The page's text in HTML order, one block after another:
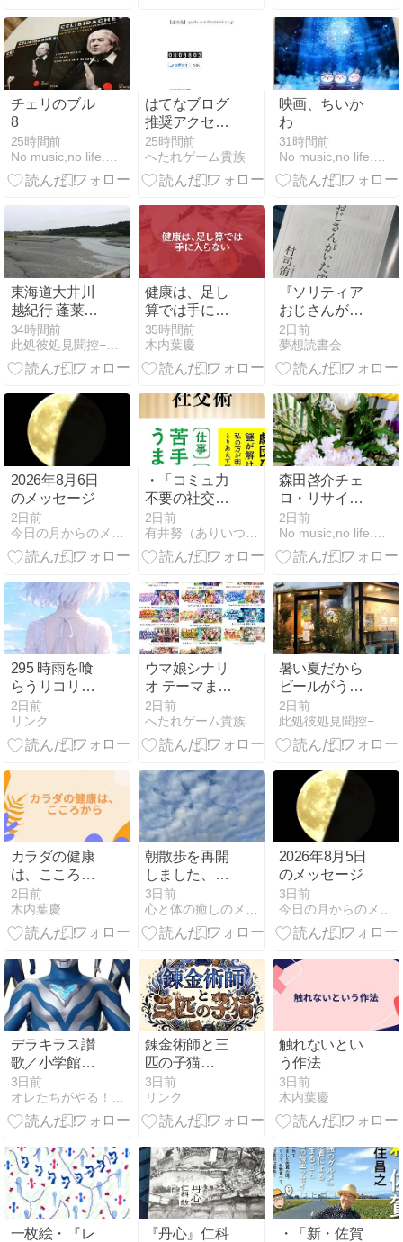
チェリのブル
8
25時間前
はてなブログ
推奨アクセス
カウンターは
ありますか？
25時間前
へたれゲーム貴族
映画、ちいか
わ
31時間前
東海道大井川
越紀行 蓬莱橋
を渡る編
34時間前
此処彼処見聞控−ここかしこみききのひかえ
健康は、足し
算では手に入
らない
35時間前
木内葉慶
『ソリティア
おじさんがい
た頃』村司侑
2日前
夢想読書会
2026年8月6日
のメッセージ
2日前
・「コミュ力
不要の社交
術」古市憲寿
著
2日前
森田啓介チェ
ロ・リサイタ
ル
2日前
295 時雨を喰
らうリコリス
～不条理と不
完全性定理の
狭間で～
2日前
リンク
ウマ娘シナリ
オ テーマまと
め
2日前
へたれゲーム貴族
暑い夏だから
ビールがうま
い！…という
こと
2日前
此処彼処見聞控−ここかしこみききのひかえ
カラダの健康
は、こころか
ら
2日前
木内葉慶
朝散歩を再開
しました、ほ
んの少し秋の
気配です
3日前
2026年8月5日
のメッセージ
3日前
デラキラス讃
歌／小学館ヒ
ーローライブ
ラリー
3日前
オレたちがやる！作家集団アディクト始動
錬金術師と三
匹の子猫
【Prologue】
3日前
リンク
触れないとい
う作法
3日前
木内葉慶
一枚絵・『レ
『丹心』仁科
・「新・佐賀